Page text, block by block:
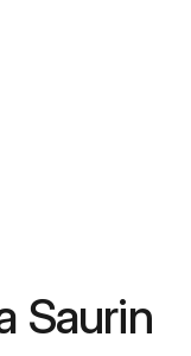
Saurin